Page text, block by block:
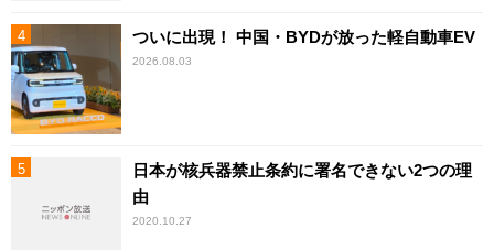
ついに出現！ 中国・BYDが放った軽自動車EV
2026.08.03
日本が核兵器禁止条約に署名できない2つの理
由
2020.10.27